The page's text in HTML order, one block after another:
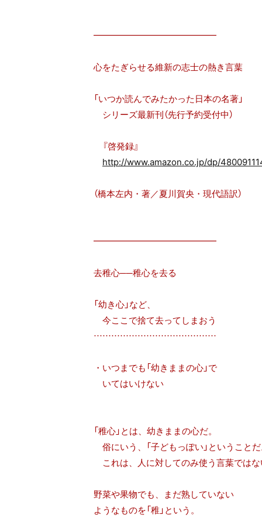
━━━━━━━━━━━━━━
心をたぎらせる維新の志士の熱き言葉
「いつか読んでみたかった日本の名著」
シリーズ最新刊（先行予約受付中）
『啓発録』
http://www.amazon.co.jp/dp/
（橋本左内・著／夏川賀央・現代語訳）
━━━━━━━━━━━━━━
去稚心──稚心を去る
「幼き心」など、
今ここで捨て去ってしまおう
……………………………………
・いつまでも「幼きままの心」で
いてはいけない
「稚心」とは、幼きままの心だ。
俗にいう、「子どもっぽい」ということ
これは、人に対してのみ使う言葉では
野菜や果物でも、まだ熟していない
ようなものを「稚」という。